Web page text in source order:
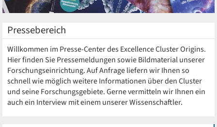
Pressebereich
Willkommen im Presse-Center des Excellence Cluster Origins.
Hier finden Sie Pressemeldungen sowie Bildmaterial unserer
Forschungseinrichtung. Auf Anfrage liefern wir Ihnen so
schnell wie möglich weitere Informationen über den Cluster
und seine Forschungsgebiete. Gerne vermitteln wir Ihnen ein
auch ein Interview mit einem unserer Wissenschaftler.